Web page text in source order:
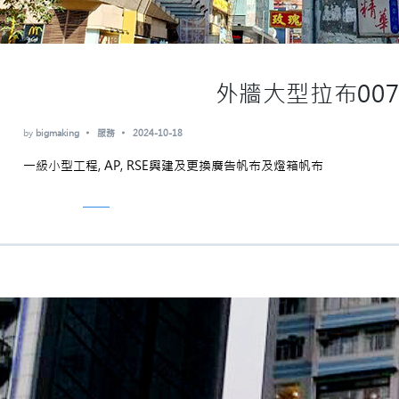
外牆大型拉布007
by bigmaking 服務 2024-10-18
一級小型工程, AP, RSE興建及更換廣告帆布及燈箱帆布